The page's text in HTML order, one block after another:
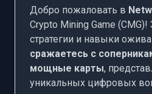
Добро пожаловать в
Crypto Mining Game
стратегии и навыки
сражаетесь с
мощные карты,
уникальных цифровых